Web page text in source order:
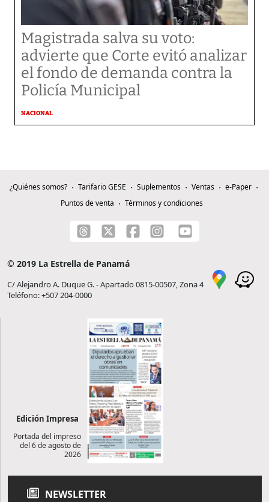
Magistrada salva su voto:
advierte que Corte evitó analizar
el fondo de demanda contra la
Policía Municipal
NACIONAL
¿Quiénes somos? Tarifario GESE Suplementos Ventas
e-Paper
Puntos de venta
Términos y condiciones
© 2019 La Estrella de Panamá
C/ Alejandro A. Duque G. - Apartado 0815-00507, Zona 4
Teléfono: +507 204-0000
Edición Impresa
Portada del impreso
del 6 de agosto de
2026
NEWSLETTER